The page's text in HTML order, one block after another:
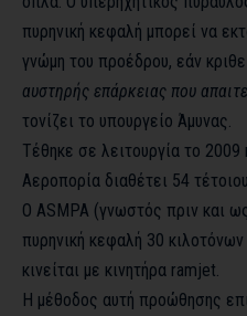
πυρηνική κεφαλή μπορεί να
γνώμη του προέδρου, εάν
αυστηρής επάρκειας που
τονίζει το υπουργείο Άμυνας.
Τέθηκε σε λειτουργία το 2009
Αεροπορία διαθέτει 54
Ο ASMPA (γνωστός πριν και
πυρηνική κεφαλή 30
κινείται με κινητήρα ramjet.
Η μέθοδος αυτή προώθησης